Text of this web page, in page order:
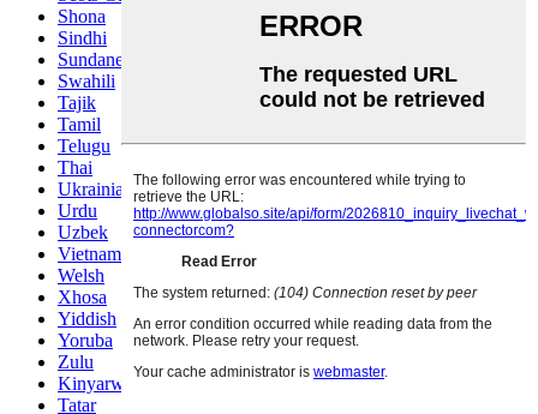
Shona
Sindhi
Sundanese
Swahili
Tajik
Tamil
Telugu
Thai
Ukrainian
Urdu
Uzbek
Vietnamese
Welsh
Xhosa
Yiddish
Yoruba
Zulu
Kinyarwanda
Tatar